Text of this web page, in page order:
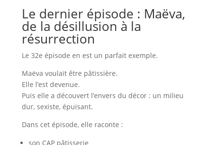
Le dernier épisode : Maëva,
de la désillusion à la
résurrection
Le 32e épisode en est un parfait exemple.
Maëva voulait être pâtissière.
Elle l’est devenue.
Puis elle a découvert l’envers du décor : un milieu
dur, sexiste, épuisant.
Dans cet épisode, elle raconte :
son CAP pâtisserie